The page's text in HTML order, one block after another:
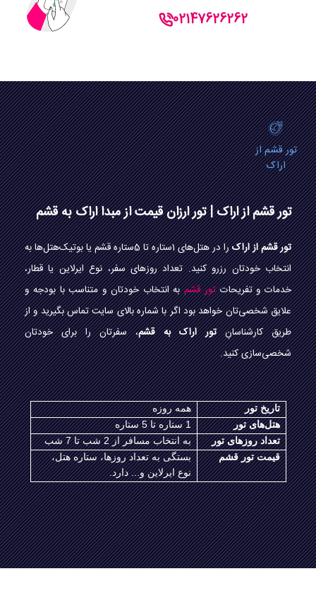
02147626262
تور قشم از
اراک
تور قشم از اراک | تور ارزان قیمت از مبدا اراک به قشم
تور قشم از اراک
را در هتل‌های 1ستاره تا 5ستاره قشم یا بوتیک‌هتل‌ها به
انتخاب خودتان رزرو کنید. تعداد روزهای سفر، نوع ایرلاین یا قطار،
خدمات و تفریحاتتور قشمبه انتخاب خودتان و متناسب با بودجه و
علایق شخصی‌تان خواهد بود اگر با شماره بالای سایت تماس بگیرید و از
طریق کارشناسانِتور اراک به قشم، سفرتان را برای خودتان
شخصی‌سازی کنید.
تاریخ تور
همه روزه
هتل‌های تور
1 ستاره تا 5 ستاره
تعداد روزهای تور
به انتخاب مسافر از 2 شب تا 7 شب
قیمت تور قشم
بستگی به تعداد روزها، ستاره هتل،
نوع ایرلاین و... دارد.